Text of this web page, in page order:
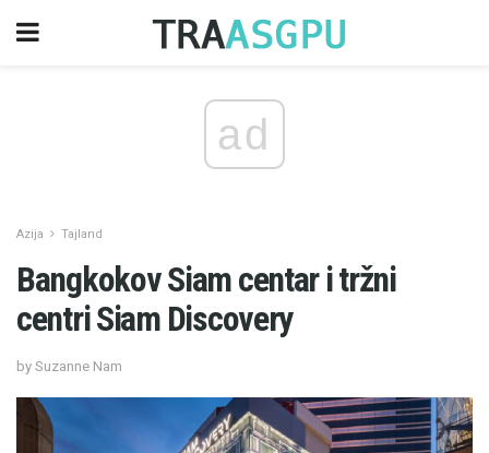
ad
Azija Tajland
Bangkokov Siam centar i tržni
centri Siam Discovery
by Suzanne Nam